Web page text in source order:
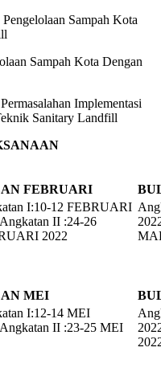
Sampah Kota
Sampah Kota Dengan
Implementasi
Sanitary Landfill
FEBRUARI
I:10-12 FEBRUARI
II :24-26
2022
MEI
I:12-14 MEI
II :23-25 MEI